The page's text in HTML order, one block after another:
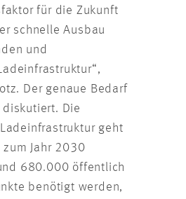
für die Zukunft
schnelle Ausbau
und
Der genaue Bedarf
Die
geht
Jahr 2030
680.000 öffentlich
benötigt werden,